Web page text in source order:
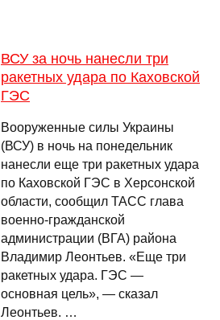
ВСУ за ночь нанесли три
ракетных удара по Каховской
ГЭС
Вооруженные силы Украины
(ВСУ) в ночь на понедельник
нанесли еще три ракетных удара
по Каховской ГЭС в Херсонской
области, сообщил ТАСС глава
военно-гражданской
администрации (ВГА) района
Владимир Леонтьев. «Еще три
ракетных удара. ГЭС —
основная цель», — сказал
Леонтьев. …